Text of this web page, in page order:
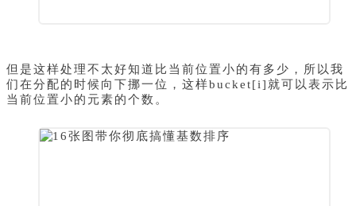
但是这样处理不太好知道比当前位置小的有多少，所以我
们在分配的时候向下挪一位，这样bucket[i]就可以表示比
当前位置小的元素的个数。